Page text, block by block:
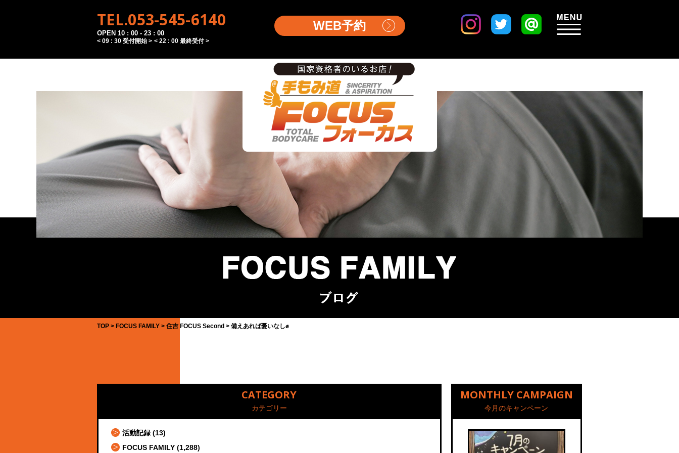
TEL.053-545-6140
OPEN 10 : 00 - 23 : 00
< 09 : 30 受付開始 > < 22 : 00 最終受付 >
WEB予約
TOP FOCUS FAMILY 住吉 FOCUS Second 備えあれば憂いなし✊
CATEGORY
カテゴリー
活動記録 (13)
FOCUS FAMILY (1,288)
MONTHLY CAMPAIGN
今月のキャンペーン